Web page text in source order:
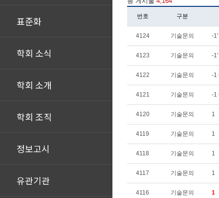
표준화
학회 소식
학회 소개
학회 조직
정보고시
유관기관
번호 구분
4124 기술문의 -
4123 기술문의 -
4122 기술문의 -1
4121 기술문의 -1
4120 기술문의 1
4119 기술문의 1
4118 기술문의 1
4117 기술문의 1
4116 기술문의 1